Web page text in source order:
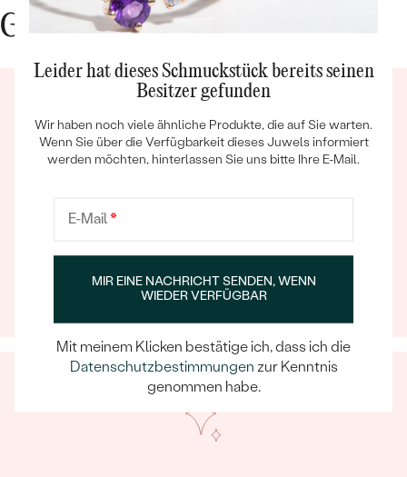
Bestseller
ANSEHEN
Gute Gründe für Eppi
Ein Eppi-sches Erlebnis
sich darauf verlassen, dass unser Team dafür sorgt,
dass schon die Auswahl eines Schmuckstücks zu
einem unvergesslichen Erlebnis wird.
Leider hat dieses Schmuckstück bereits seinen
Besitzer gefunden
Wir haben noch viele ähnliche Produkte, die auf Sie warten.
Wenn Sie über die Verfügbarkeit dieses Juwels informiert
werden möchten, hinterlassen Sie uns bitte Ihre E-Mail.
E-Mail*
MIR EINE NACHRICHT SENDEN, WENN
WIEDER VERFÜGBAR
Mit meinem Klicken bestätige ich, dass ich die
Datenschutzbestimmungen zur Kenntnis
genommen habe.